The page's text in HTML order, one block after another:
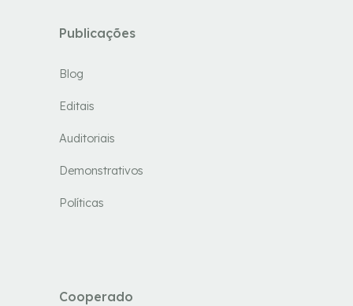
Publicações
Blog
Editais
Auditoriais
Demonstrativos
Políticas
Cooperado